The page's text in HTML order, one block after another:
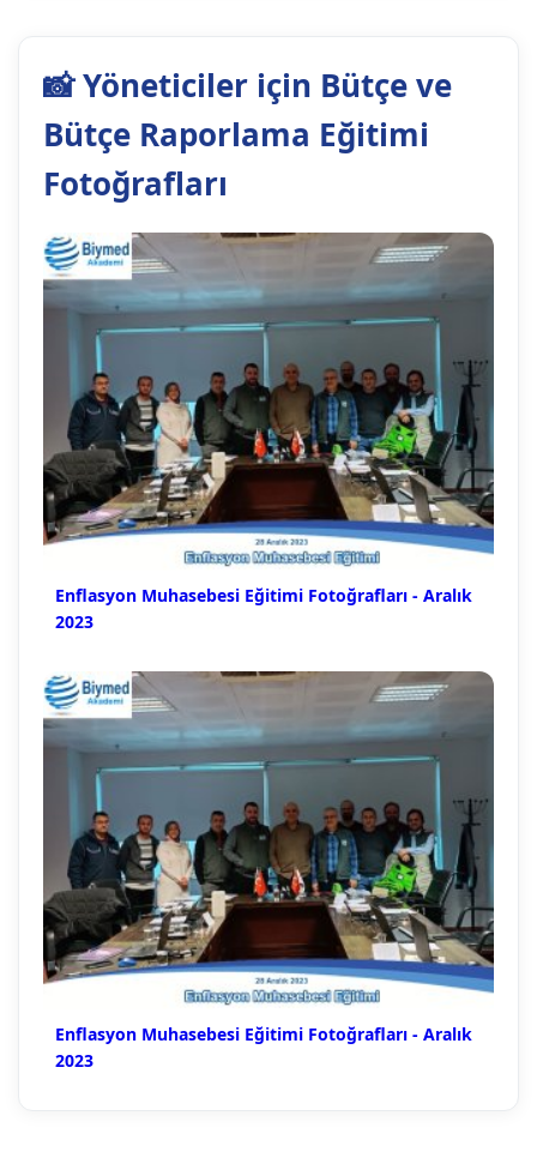
📸 Yöneticiler için Bütçe ve
Bütçe Raporlama Eğitimi
Fotoğrafları
Enflasyon Muhasebesi Eğitimi Fotoğrafları - Aralık
2023
Enflasyon Muhasebesi Eğitimi Fotoğrafları - Aralık
2023